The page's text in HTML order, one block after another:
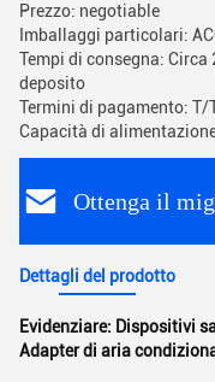
Prezzo: negotiable
Imballaggi particolari:
Tempi di consegna:
deposito
Termini di pagamento: T/
Capacità di
Ottenga il
Dettagli del prodotto
Evidenziare: Dispositivi
Adapter di aria